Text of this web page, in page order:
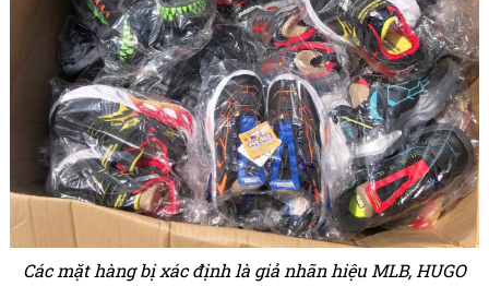
Các mặt hàng bị xác định là giả nhãn hiệu MLB, HUGO